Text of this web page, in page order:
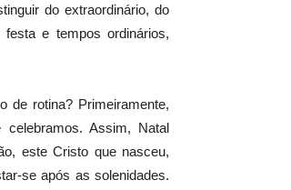
do extraordinário, do
e tempos ordinários,
rotina? Primeiramente,
Assim, Natal
este Cristo que nasceu,
se após as solenidades.